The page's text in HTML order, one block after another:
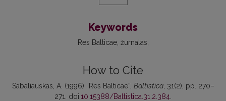
Keywords
Res Balticae žurnalas
How to Cite
Sabaliauskas, A. (1996) “Res Balticae”, Baltistica, 31(2), pp. 270–
271. doi:10.15388/Baltistica.31.2.384